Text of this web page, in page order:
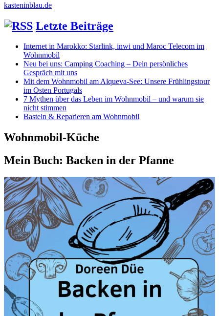
kasteninblau.de
Letzte Beiträge
Internet in Marokko: Starlink, inwi und Maroc Telecom im
Wohnmobil
Neu bei uns: Camping Coaching – Dein persönliches
Gespräch mit uns
Mit dem Wohnmobil am Alqueva-See: Unsere Frühlingstour
im Osten Portugals
7 Mythen über das Leben im Wohnmobil – und warum sie
nicht stimmen
Basteln & Reparieren am Wohnmobil
Wohnmobil-Küche
Mein Buch: Backen in der Pfanne